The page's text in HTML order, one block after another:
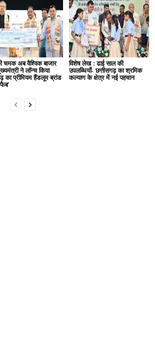
चमक अब वैश्विक बाजार
ने लॉन्च किया
का प्रीमियम हैंडलूम ब्रांड
विशेष लेख : ढाई साल की
उपलब्धियाँ- छत्तीसगढ़ का श्रमिक
कल्याण के क्षेत्र में नई पहचान